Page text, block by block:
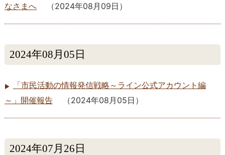
なさまへ
（2024年08月09日 ）
2024年08月05日
「市民活動の情報発信戦略～ライン公式アカウント編
～」開催報告
（2024年08月05日 ）
2024年07月26日